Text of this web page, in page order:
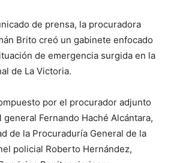
de prensa, la procuradora
Brito creó un gabinete enfocado
de emergencia surgida en la
de La Victoria.
por el procurador adjunto
Fernando Haché Alcántara,
de la Procuraduría General de la
policial Roberto Hernández,